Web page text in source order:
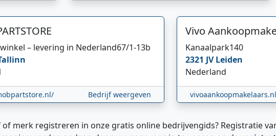
– levering in Nederland67/1-13b
Bedrijf weergeven
Vivo
Kanaalpark140
2321 JVLeiden
Nederland
merk registreren in onze gratis online bedrijvengids? Registratie